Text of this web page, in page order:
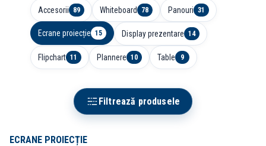
Accesorii 89 Whiteboard 78 Panouri 31
Ecrane proiecție 15 Display prezentare 14
Flipchart 11 Plannere 10 Table 9
Filtrează produsele
ECRANE PROIECȚIE